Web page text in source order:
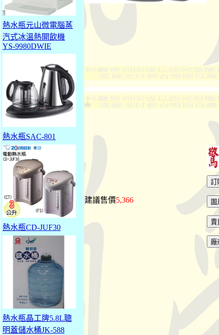
熱水瓶元山微電腦蒸
汽式冰溫熱開飲機
YS-9980DWIE
熱水瓶SAC-801
熱水瓶CD-JUF30
熱水瓶晶工牌5.8L聰
明蓋儲水桶JK-588
建議售價5,366